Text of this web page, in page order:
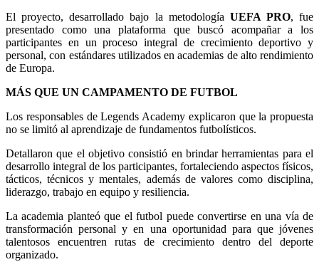
El proyecto, desarrollado bajo la metodología UEFA PRO, fue
presentado como una plataforma que buscó acompañar a los
participantes en un proceso integral de crecimiento deportivo y
personal, con estándares utilizados en academias de alto rendimiento
de Europa.
MÁS QUE UN CAMPAMENTO DE FUTBOL
Los responsables de Legends Academy explicaron que la propuesta
no se limitó al aprendizaje de fundamentos futbolísticos.
Detallaron que el objetivo consistió en brindar herramientas para el
desarrollo integral de los participantes, fortaleciendo aspectos físicos,
tácticos, técnicos y mentales, además de valores como disciplina,
liderazgo, trabajo en equipo y resiliencia.
La academia planteó que el futbol puede convertirse en una vía de
transformación personal y en una oportunidad para que jóvenes
talentosos encuentren rutas de crecimiento dentro del deporte
organizado.